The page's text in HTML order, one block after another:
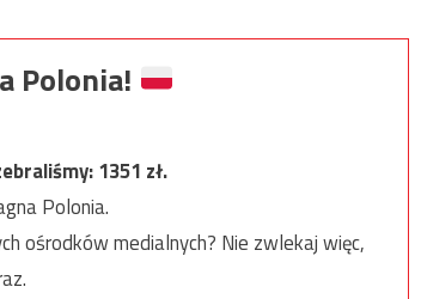
Polonia!
1351 zł.
Polonia.
ośrodków medialnych? Nie zwlekaj więc,